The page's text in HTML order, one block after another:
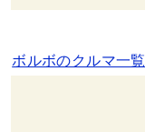
ボルボのクルマ一覧